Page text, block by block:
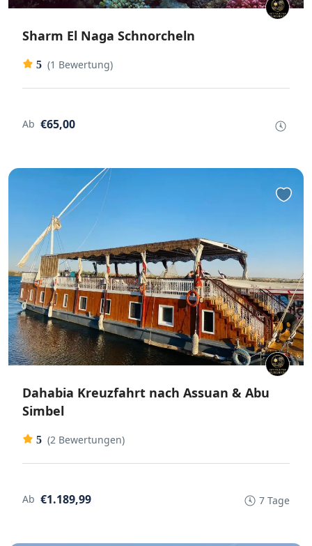
Sharm El Naga Schnorcheln
5 (1 Bewertung)
Ab €65,00
Dahabia Kreuzfahrt nach Assuan & Abu
Simbel
5 (2 Bewertungen)
Ab €1.189,99 7 Tage